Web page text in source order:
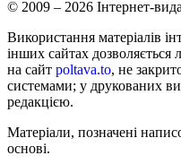
© 2009 – 2026 Інтернет-
Використання матеріалів
інших сайтах дозволяється
на сайт poltava.to, не
системами; у друкованих
редакцією.
Матеріали, позначені
основі.